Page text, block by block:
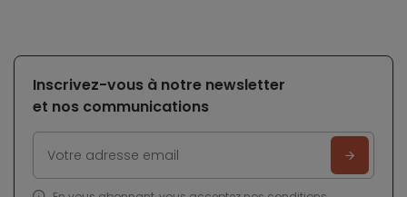
Inscrivez-vous à notre newsletter
et nos communications